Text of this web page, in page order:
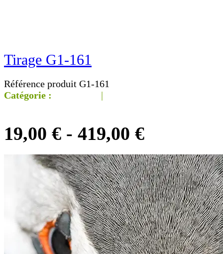
Tirage G1-161
Référence produit G1-161
Catégorie :
|
19,00 € - 419,00 €